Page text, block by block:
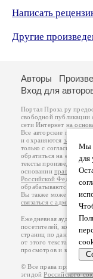
Написать
Другие
Мы
для
Авторы
Вход для
Портал Проза.ру
свободной публикации
сети Интернет на
Все авторские права на
и охраняются законом
.
только с согласия его
обратиться на его
тексты произведений
основанииправил
Российской Федерации
обрабатываются на
Вы также можете
связаться с
Ежедневная аудитория
посетителей, которые
страниц по данным
от этого текста. В
просмотров и
© Все права
эгидойРоссийского